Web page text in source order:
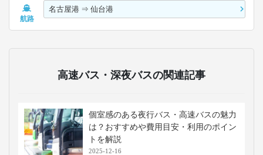
航路
名古屋港 ⇒仙台港
高速バス・深夜バスの関連記事
個室感のある夜行バス・高速バスの魅力
は？おすすめや費用目安・利用のポイン
トを解説
2025-12-16